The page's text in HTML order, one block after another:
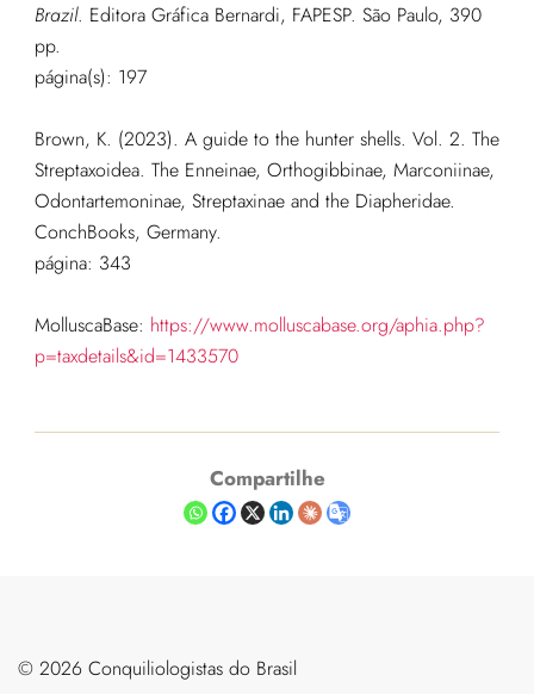
Brazil. Editora Gráfica Bernardi, FAPESP. São Paulo, 390
pp.
página(s): 197
Brown, K. (2023). A guide to the hunter shells. Vol. 2. The
Streptaxoidea. The Enneinae, Orthogibbinae, Marconiinae,
Odontartemoninae, Streptaxinae and the Diapheridae.
ConchBooks, Germany.
página: 343
MolluscaBase: https://www.molluscabase.org/aphia.php?
p=taxdetails&id=1433570
Compartilhe
©️ 2026 Conquiliologistas do Brasil